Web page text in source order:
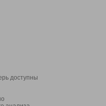
доступны